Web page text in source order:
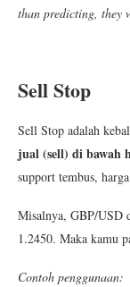
than predicting, they
Sell Stop
Sell Stop adalah
jual (sell) di bawah
support tembus,
Misalnya, GBP/USD
1.2450. Maka kamu
Contoh penggunaan: